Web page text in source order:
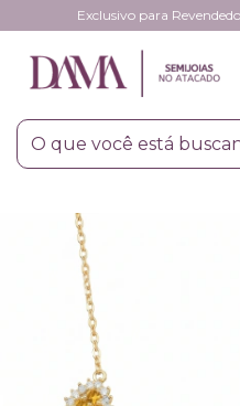
Exclusivo para